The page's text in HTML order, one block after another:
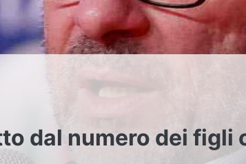
dal numero dei figli